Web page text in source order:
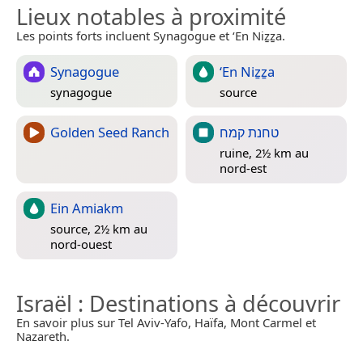
Lieux notables à proximité
Les points forts incluent Synagogue et ‘En Niẕẕa.
Synagogue
synagogue
‘En Niẕẕa
source
Golden Seed Ranch טחנת קמח
ruine, 2½ km au
nord-est
Ein Amiakm
source, 2½ km au
nord-ouest
Israël : Destinations à découvrir
En savoir plus sur Tel Aviv-Yafo, Haïfa, Mont Carmel et
Nazareth.